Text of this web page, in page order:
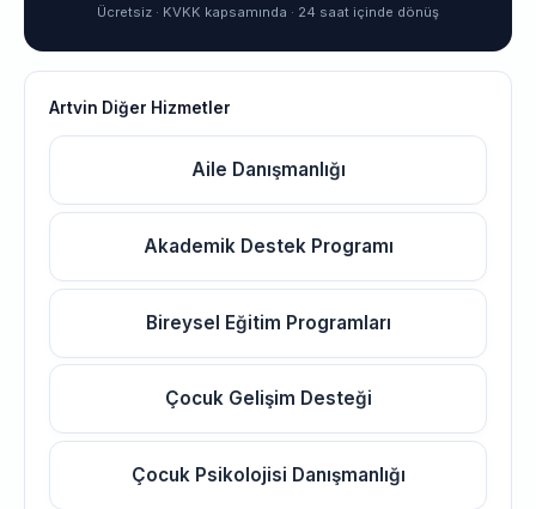
Ücretsiz · KVKK kapsamında · 24 saat içinde dönüş
Artvin Diğer Hizmetler
Aile Danışmanlığı
Akademik Destek Programı
Bireysel Eğitim Programları
Çocuk Gelişim Desteği
Çocuk Psikolojisi Danışmanlığı